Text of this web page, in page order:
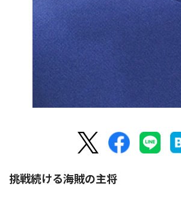
挑戦続ける海賊の主将